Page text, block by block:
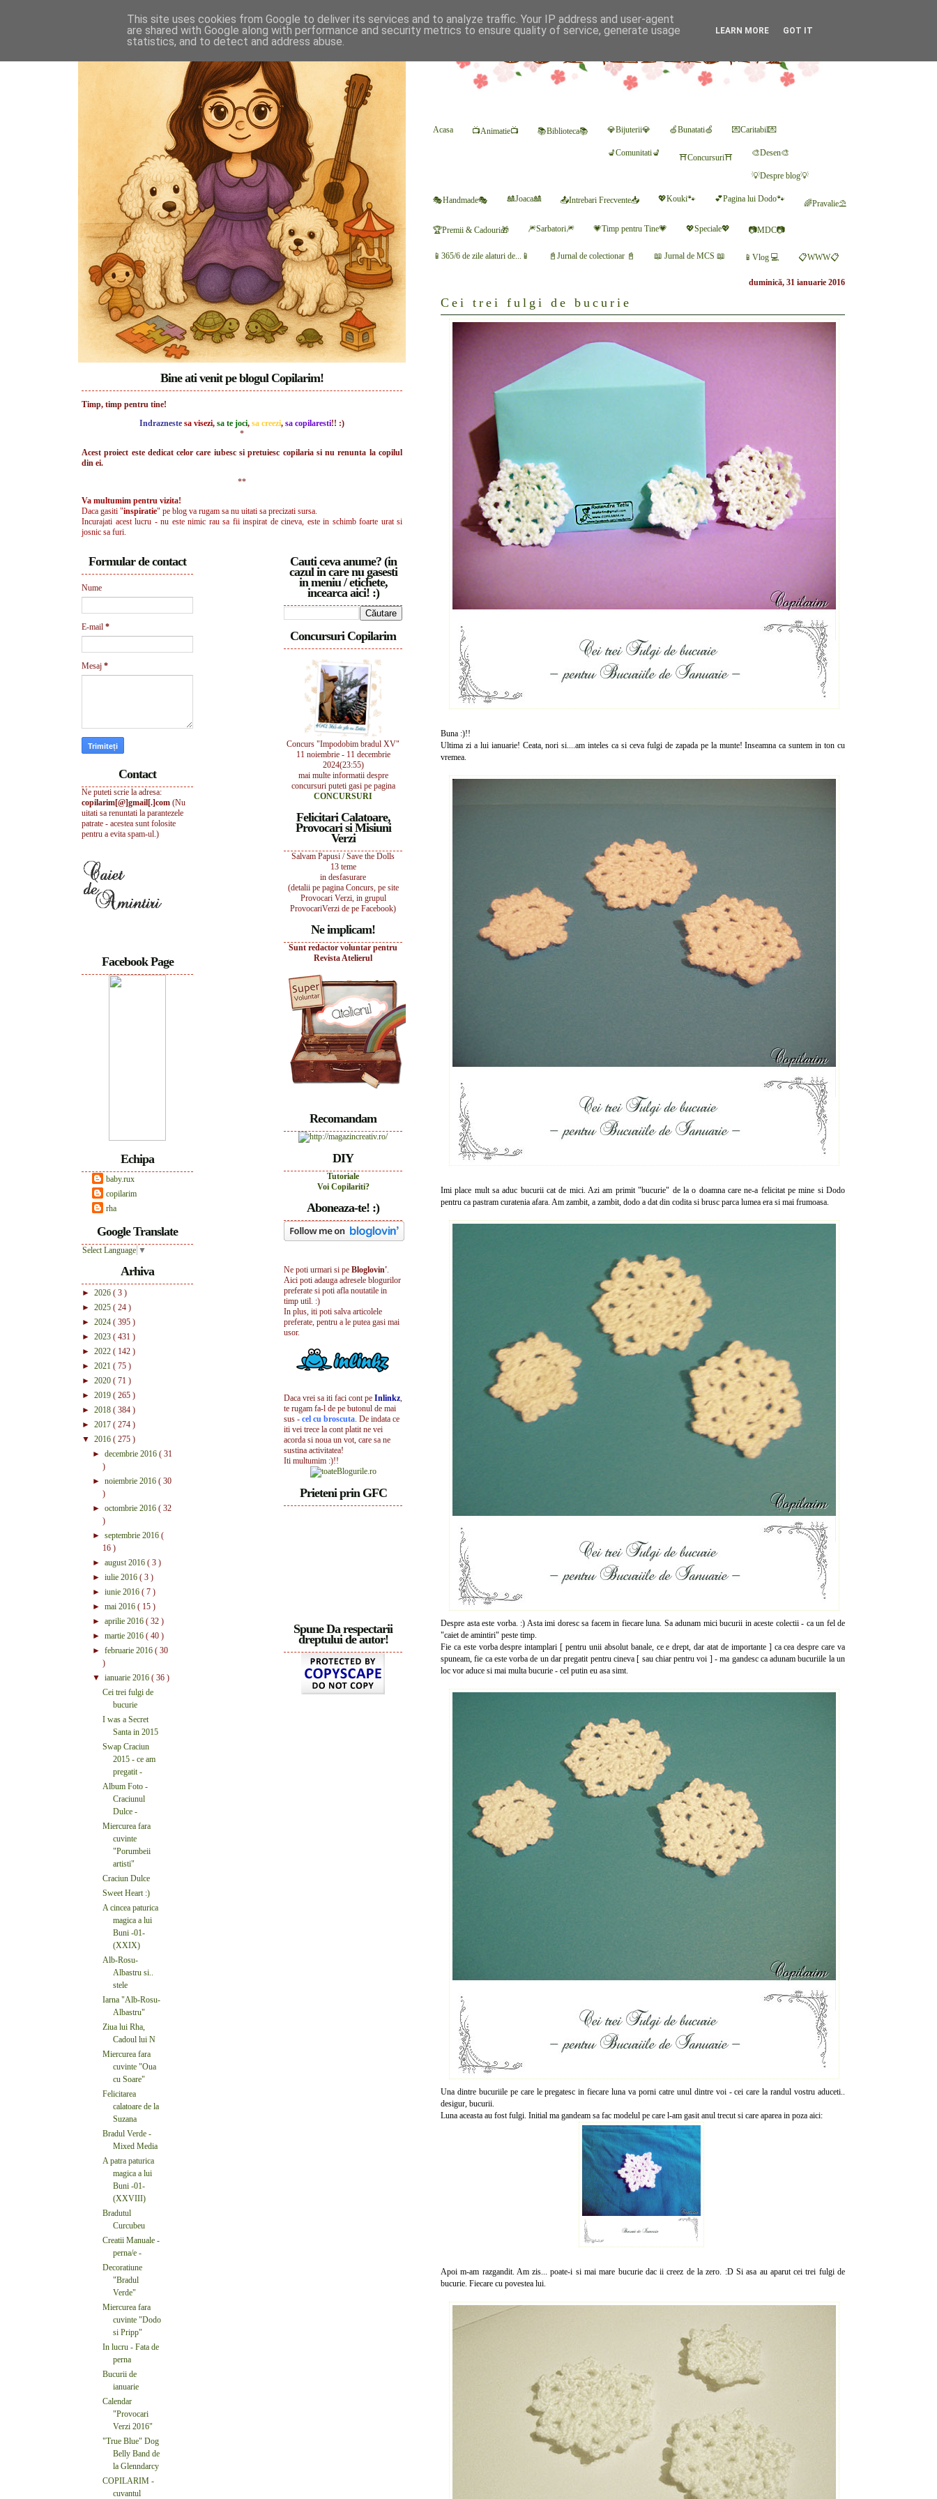
Acasa 📺Animatie📺 📚Biblioteca📚 💎Bijuterii💎 🍏Bunatati🍏 💌Caritabil💌
💺Comunitati💺 ⛩Concursuri⛩ 🎨Desen🎨
💡Despre blog💡
🎭Handmade🎭 🎎Joaca🎎 📤Intrebari Frecvente📥 💖Kouki🐾 💕Pagina lui Dodo🐾 🌈Pravalie⛱
🏆Premii & Cadouri🎁 🎆Sarbatori🎆 💗Timp pentru Tine💗 💖Speciale💖 📷MDC📷
📱365/6 de zile alaturi de...📱 📓Jurnal de colectionar 📓 📖 Jurnal de MCS 📖 📱Vlog 💻 📋WWW📋
duminică, 31 ianuarie 2016
Cei trei fulgi de bucurie
Buna :)!!
Ultima zi a lui ianuarie! Ceata, nori si....am inteles ca si ceva fulgi de zapada pe la munte! Inseamna ca suntem in ton cu
vremea.
Imi place mult sa aduc bucurii cat de mici. Azi am primit "bucurie" de la o doamna care ne-a felicitat pe mine si Dodo
pentru ca pastram curatenia afara. Am zambit, a zambit, dodo a dat din codita si brusc parca lumea era si mai frumoasa.
Despre asta este vorba. :) Asta imi doresc sa facem in fiecare luna. Sa adunam mici bucurii in aceste colectii - ca un fel de
"caiet de amintiri" peste timp.
Fie ca este vorba despre intamplari [ pentru unii absolut banale, ce e drept, dar atat de importante ] ca cea despre care va
spuneam, fie ca este vorba de un dar pregatit pentru cineva [ sau chiar pentru voi ] - ma gandesc ca adunam bucuriile la un
loc vor aduce si mai multa bucurie - cel putin eu asa simt.
Una dintre bucuriile pe care le pregatesc in fiecare luna va porni catre unul dintre voi - cei care la randul vostru aduceti..
desigur, bucurii.
Luna aceasta au fost fulgi. Initial ma gandeam sa fac modelul pe care l-am gasit anul trecut si care aparea in poza aici:
Apoi m-am razgandit. Am zis... poate-i si mai mare bucurie dac ii creez de la zero. :D Si asa au aparut cei trei fulgi de
bucurie. Fiecare cu povestea lui.
Bine ati venit pe blogul Copilarim!
Timp, timp pentru tine!
Indrazneste sa visezi, sa te joci, sa creezi, sa copilaresti!! :)
*
Acest proiect este dedicat celor care iubesc si pretuiesc copilaria si nu renunta la copilul
din ei.
**
Va multumim pentru vizita!
Daca gasiti "inspiratie" pe blog va rugam sa nu uitati sa precizati sursa.
Incurajati acest lucru - nu este nimic rau sa fii inspirat de cineva, este in schimb foarte urat si
josnic sa furi.
Cauti ceva anume? (in
cazul in care nu gasesti
in meniu / etichete,
incearca aici! :)
Concursuri Copilarim
Concurs "Impodobim bradul XV"
11 noiembrie - 11 decembrie
2024(23:55)
mai multe informatii despre
concursuri puteti gasi pe pagina
CONCURSURI
Felicitari Calatoare,
Provocari si Misiuni
Verzi
Salvam Papusi / Save the Dolls
13 teme
in desfasurare
(detalii pe pagina Concurs, pe site
Provocari Verzi, in grupul
ProvocariVerzi de pe Facebook)
Ne implicam!
Sunt redactor voluntar pentru
Revista Atelierul
Recomandam
DIY
Tutoriale
Voi Copilariti?
Aboneaza-te! :)
Ne poti urmari si pe Bloglovin'.
Aici poti adauga adresele blogurilor
preferate si poti afla noutatile in
timp util. :)
In plus, iti poti salva articolele
preferate, pentru a le putea gasi mai
usor.
Daca vrei sa iti faci cont pe Inlinkz,
te rugam fa-l de pe butonul de mai
sus - cel cu broscuta. De indata ce
iti vei trece la cont platit ne vei
acorda si noua un vot, care sa ne
sustina activitatea!
Iti multumim :)!!
Prieteni prin GFC
Spune Da respectarii
dreptului de autor!
Formular de contact
Nume
E-mail *
Mesaj *
Contact
Ne puteti scrie la adresa:
copilarim[@]gmail[.]com (Nu
uitati sa renuntati la parantezele
patrate - acestea sunt folosite
pentru a evita spam-ul.)
Facebook Page
Echipa
baby.rux
copilarim
rha
Google Translate
Select Language ▼
Arhiva
► 2026 ( 3 )
► 2025 ( 24 )
► 2024 ( 395 )
► 2023 ( 431 )
► 2022 ( 142 )
► 2021 ( 75 )
► 2020 ( 71 )
► 2019 ( 265 )
► 2018 ( 384 )
► 2017 ( 274 )
▼ 2016 ( 275 )
► decembrie 2016 ( 31
)
► noiembrie 2016 ( 30
)
► octombrie 2016 ( 32
)
► septembrie 2016 (
16 )
► august 2016 ( 3 )
► iulie 2016 ( 3 )
► iunie 2016 ( 7 )
► mai 2016 ( 15 )
► aprilie 2016 ( 32 )
► martie 2016 ( 40 )
► februarie 2016 ( 30
)
▼ ianuarie 2016 ( 36 )
Cei trei fulgi de
bucurie
I was a Secret
Santa in 2015
Swap Craciun
2015 - ce am
pregatit -
Album Foto -
Craciunul
Dulce -
Miercurea fara
cuvinte
"Porumbeii
artisti"
Craciun Dulce
Sweet Heart :)
A cincea paturica
magica a lui
Buni -01-
(XXIX)
Alb-Rosu-
Albastru si..
stele
Iarna "Alb-Rosu-
Albastru"
Ziua lui Rha,
Cadoul lui N
Miercurea fara
cuvinte "Oua
cu Soare"
Felicitarea
calatoare de la
Suzana
Bradul Verde -
Mixed Media
A patra paturica
magica a lui
Buni -01-
(XXVIII)
Bradutul
Curcubeu
Creatii Manuale -
perna/e -
Decoratiune
"Bradul
Verde"
Miercurea fara
cuvinte "Dodo
si Pripp"
In lucru - Fata de
perna
Bucurii de
ianuarie
Calendar
"Provocari
Verzi 2016"
"True Blue" Dog
Belly Band de
la Glenndarcy
COPILARIM -
cuvantul
This site uses cookies from Google to deliver its services and to analyze traffic. Your IP address and user-agent
are shared with Google along with performance and security metrics to ensure quality of service, generate usage
statistics, and to detect and address abuse.
LEARN MORE GOT IT